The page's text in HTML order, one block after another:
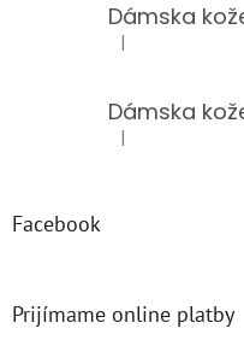
Hodnotenie
|
Hodnotenie
|
Facebook
Prijímame online platby